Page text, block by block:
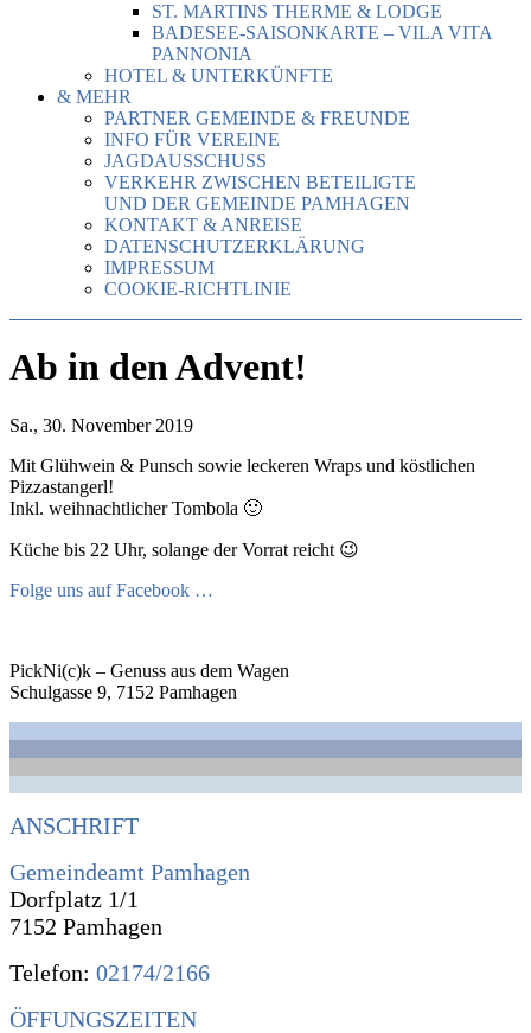
ST. MARTINS THERME & LODGE
BADESEE-SAISONKARTE – VILA VITA
PANNONIA
HOTEL & UNTERKÜNFTE
& MEHR
PARTNER GEMEINDE & FREUNDE
INFO FÜR VEREINE
JAGDAUSSCHUSS
VERKEHR ZWISCHEN BETEILIGTE
UND DER GEMEINDE PAMHAGEN
KONTAKT & ANREISE
DATENSCHUTZERKLÄRUNG
IMPRESSUM
COOKIE-RICHTLINIE
Ab in den Advent!
Sa., 30. November 2019
Mit Glühwein & Punsch sowie leckeren Wraps und köstlichen
Pizzastangerl!
Inkl. weihnachtlicher Tombola 🙂
Küche bis 22 Uhr, solange der Vorrat reicht 😉
Folge uns auf Facebook …
PickNi(c)k – Genuss aus dem Wagen
Schulgasse 9, 7152 Pamhagen
ANSCHRIFT
Gemeindeamt Pamhagen
Dorfplatz 1/1
7152 Pamhagen
Telefon: 02174/2166
ÖFFUNGSZEITEN